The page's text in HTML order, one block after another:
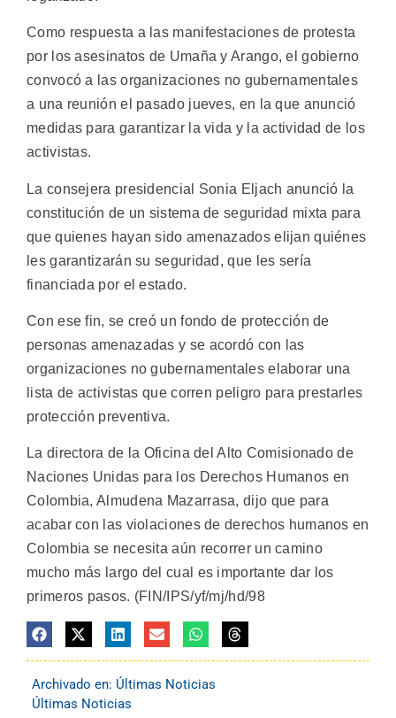
Como respuesta a las manifestaciones de protesta
por los asesinatos de Umaña y Arango, el gobierno
convocó a las organizaciones no gubernamentales
a una reunión el pasado jueves, en la que anunció
medidas para garantizar la vida y la actividad de los
activistas.
La consejera presidencial Sonia Eljach anunció la
constitución de un sistema de seguridad mixta para
que quienes hayan sido amenazados elijan quiénes
les garantizarán su seguridad, que les sería
financiada por el estado.
Con ese fin, se creó un fondo de protección de
personas amenazadas y se acordó con las
organizaciones no gubernamentales elaborar una
lista de activistas que corren peligro para prestarles
protección preventiva.
La directora de la Oficina del Alto Comisionado de
Naciones Unidas para los Derechos Humanos en
Colombia, Almudena Mazarrasa, dijo que para
acabar con las violaciones de derechos humanos en
Colombia se necesita aún recorrer un camino
mucho más largo del cual es importante dar los
primeros pasos. (FIN/IPS/yf/mj/hd/98
Archivado en: Últimas Noticias
Últimas Noticias